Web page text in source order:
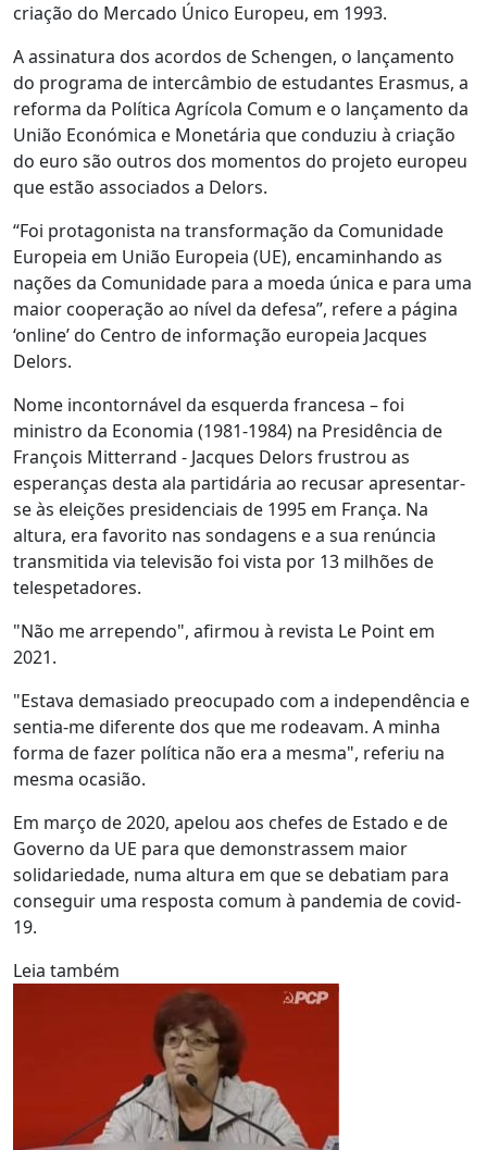
criação do Mercado Único Europeu, em 1993.
A assinatura dos acordos de Schengen, o lançamento
do programa de intercâmbio de estudantes Erasmus, a
reforma da Política Agrícola Comum e o lançamento da
União Económica e Monetária que conduziu à criação
do euro são outros dos momentos do projeto europeu
que estão associados a Delors.
“Foi protagonista na transformação da Comunidade
Europeia em União Europeia (UE), encaminhando as
nações da Comunidade para a moeda única e para uma
maior cooperação ao nível da defesa”, refere a página
‘online’ do Centro de informação europeia Jacques
Delors.
Nome incontornável da esquerda francesa – foi
ministro da Economia (1981-1984) na Presidência de
François Mitterrand - Jacques Delors frustrou as
esperanças desta ala partidária ao recusar apresentar-
se às eleições presidenciais de 1995 em França. Na
altura, era favorito nas sondagens e a sua renúncia
transmitida via televisão foi vista por 13 milhões de
telespetadores.
"Não me arrependo", afirmou à revista Le Point em
2021.
"Estava demasiado preocupado com a independência e
sentia-me diferente dos que me rodeavam. A minha
forma de fazer política não era a mesma", referiu na
mesma ocasião.
Em março de 2020, apelou aos chefes de Estado e de
Governo da UE para que demonstrassem maior
solidariedade, numa altura em que se debatiam para
conseguir uma resposta comum à pandemia de covid-
19.
Leia também